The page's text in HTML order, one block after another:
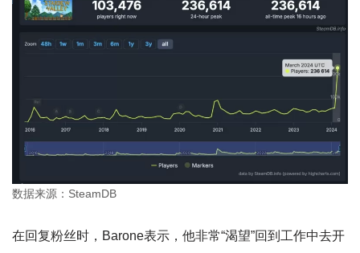
数据来源：SteamDB
在回复粉丝时，Barone表示，他非常“渴望”回到工作中去开